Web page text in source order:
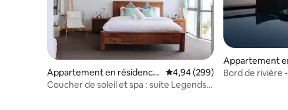
Appartement en résidence
⋅ Surfers Paradise
Évaluation moyenne sur la
4,94 (299)
Coucher de soleil et spa : suite Legends
Appartement
Ballina
Bord de rivière